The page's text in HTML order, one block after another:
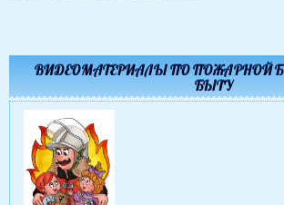
ВИДЕОМАТЕРИАЛЫ ПО ПОЖАРНОЙ
БЫТУ